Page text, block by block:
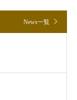
News一覧